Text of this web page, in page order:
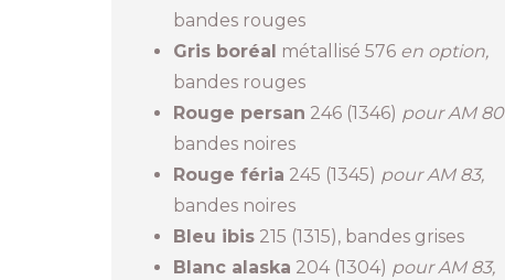
bandes rouges
Gris boréal métallisé 576 en option,
bandes rouges
Rouge persan 246 (1346) pour AM 80
bandes noires
Rouge féria 245 (1345) pour AM 83,
bandes noires
Bleu ibis 215 (1315), bandes grises
Blanc alaska 204 (1304) pour AM 83,